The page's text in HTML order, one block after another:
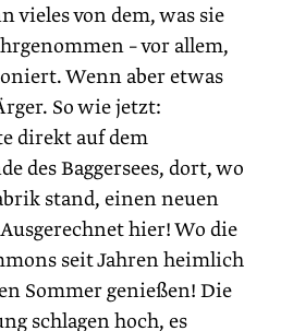
vieles von dem, was sie
– vor allem,
Wenn aber etwas
So wie jetzt:
direkt auf dem
des Baggersees, dort, wo
stand, einen neuen
hier! Wo die
seit Jahren heimlich
Sommer genießen! Die
schlagen hoch, es